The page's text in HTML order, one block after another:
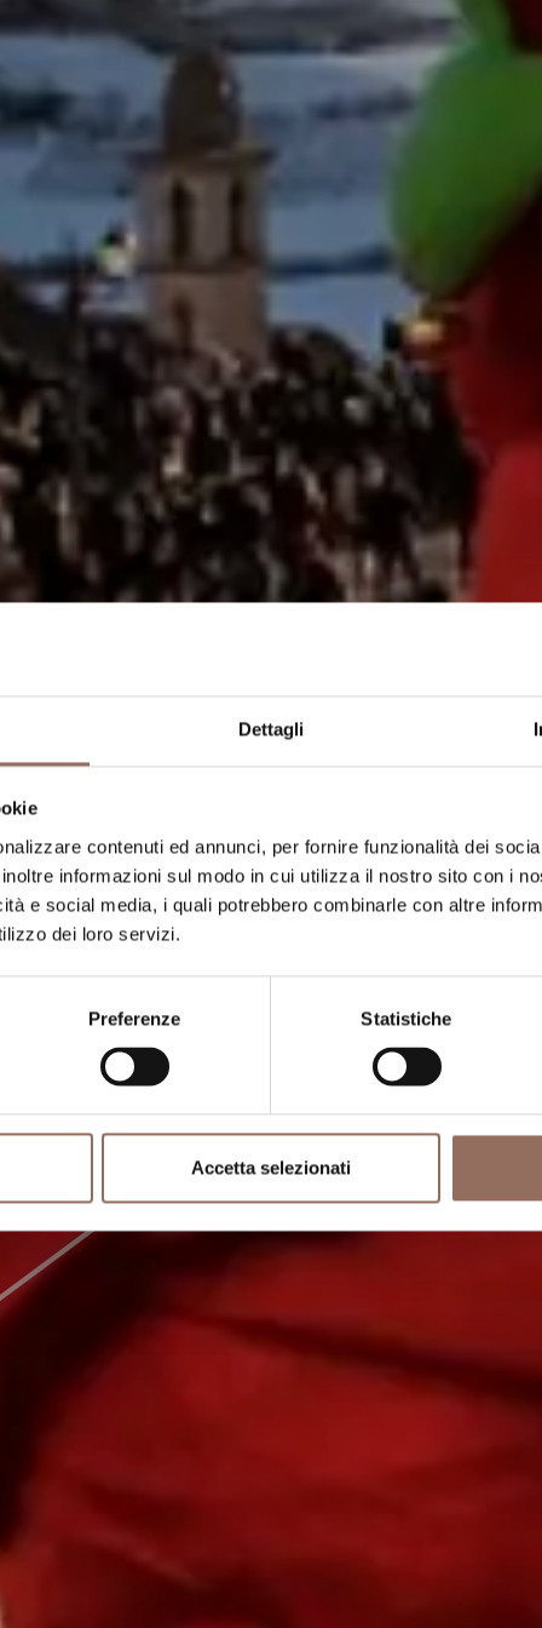
Dettagli
contenuti ed annunci, per fornire funzionalità dei
informazioni sul modo in cui utilizza il nostro sito con i
e social media, i quali potrebbero combinarle con altre
dei loro servizi.
Preferenze Statistiche
Accetta selezionati
Natale
Roero ti aspetta con